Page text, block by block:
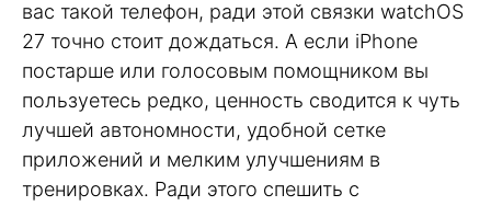
вас такой телефон, ради этой связки watchOS
27 точно стоит дождаться. А если iPhone
постарше или голосовым помощником вы
пользуетесь редко, ценность сводится к чуть
лучшей автономности, удобной сетке
приложений и мелким улучшениям в
тренировках. Ради этого спешить с